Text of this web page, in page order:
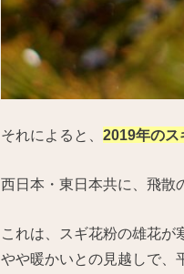
それによると、 2019年のス
西日本・東日本共に、飛散
これは、スギ花粉の雄花が
やや暖かいとの見越しで、